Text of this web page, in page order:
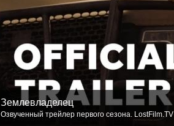
Землевладелец
Озвученный трейлер первого сезона. LostFilm.TV